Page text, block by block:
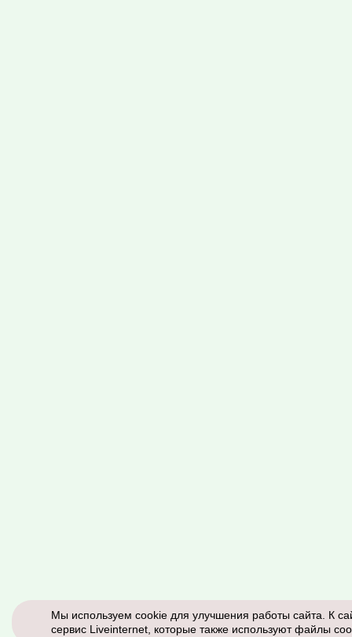
Мы используем cookie для улучшения работы сайта. К
сервис Liveinternet, которые также используют файлы